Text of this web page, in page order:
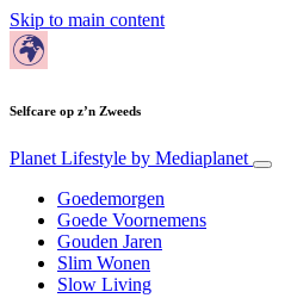
Skip to main content
Selfcare op z’n Zweeds
Planet Lifestyle by Mediaplanet
Goedemorgen
Goede Voornemens
Gouden Jaren
Slim Wonen
Slow Living